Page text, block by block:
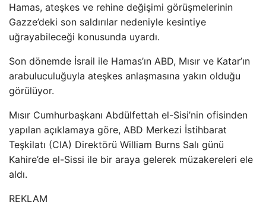
Hamas, ateşkes ve rehine değişimi görüşmelerinin
Gazze’deki son saldırılar nedeniyle kesintiye
uğrayabileceği konusunda uyardı.
Son dönemde İsrail ile Hamas’ın ABD, Mısır ve Katar’ın
arabuluculuğuyla ateşkes anlaşmasına yakın olduğu
görülüyor.
Mısır Cumhurbaşkanı Abdülfettah el-Sisi’nin ofisinden
yapılan açıklamaya göre, ABD Merkezi İstihbarat
Teşkilatı (CIA) Direktörü William Burns Salı günü
Kahire’de el-Sissi ile bir araya gelerek müzakereleri ele
aldı.
REKLAM